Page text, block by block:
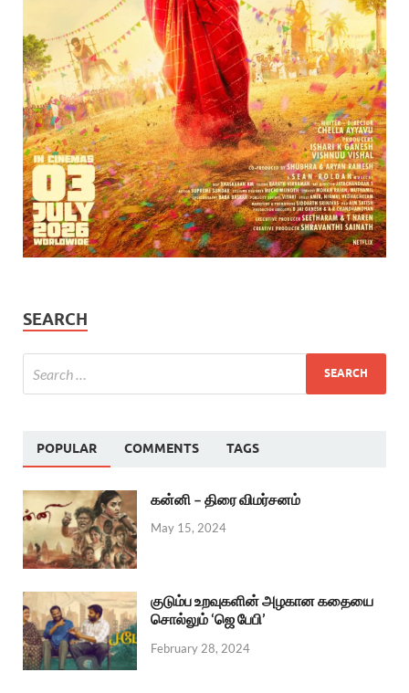
SEARCH
POPULAR COMMENTS TAGS
கன்னி – திரை விமர்சனம்
May 15, 2024
குடும்ப உறவுகளின் அழகான கதையை
சொல்லும் ‘ஜெ பேபி’
February 28, 2024